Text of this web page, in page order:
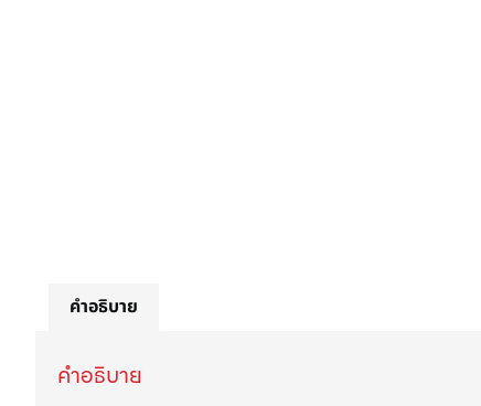
คำอธิบาย
คำอธิบาย